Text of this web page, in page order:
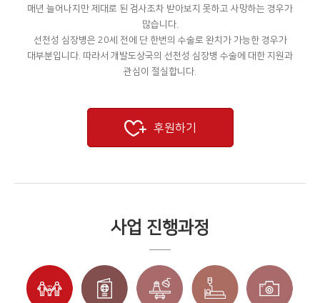
매년 늘어나지만 제대로 된 검사조차 받아보지 못하고 사망하는 경우가
많습니다.
선천성 심장병은 20세 전에 단 한번의 수술로 완치가 가능한 경우가
대부분입니다. 따라서 개발도상국의 선천성 심장병 수술에 대한 지원과
관심이 절실합니다.
후원하기
사업 진행과정